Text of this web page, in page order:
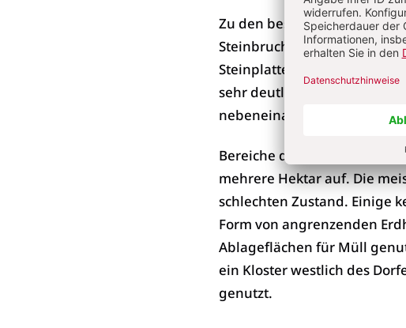
Zu den besonderen
Steinbruch gab es eine
Steinplatten in Boote diente.
sehr deutlichen,
nebeneinander lagen,
Bereiche des
mehrere Hektar auf. Die
schlechten Zustand. Einige
Form von angrenzenden
Ablageflächen für Müll
ein Kloster westlich des
genutzt.